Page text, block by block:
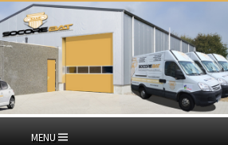
MENU